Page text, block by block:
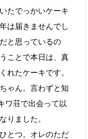
たでっかいケーキ
は届きませんでし
と思っているの
ことで本日は、真
れたケーキです。
ゃん。言わずと知
ワ荘で出会って以
りました。
とつ。オレのただ